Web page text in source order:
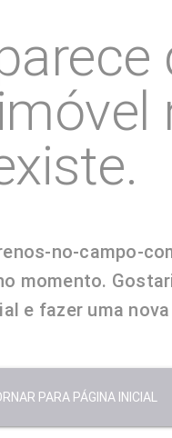
no-campo-
momento.
e fazer uma
PARA PÁGINA INICIAL